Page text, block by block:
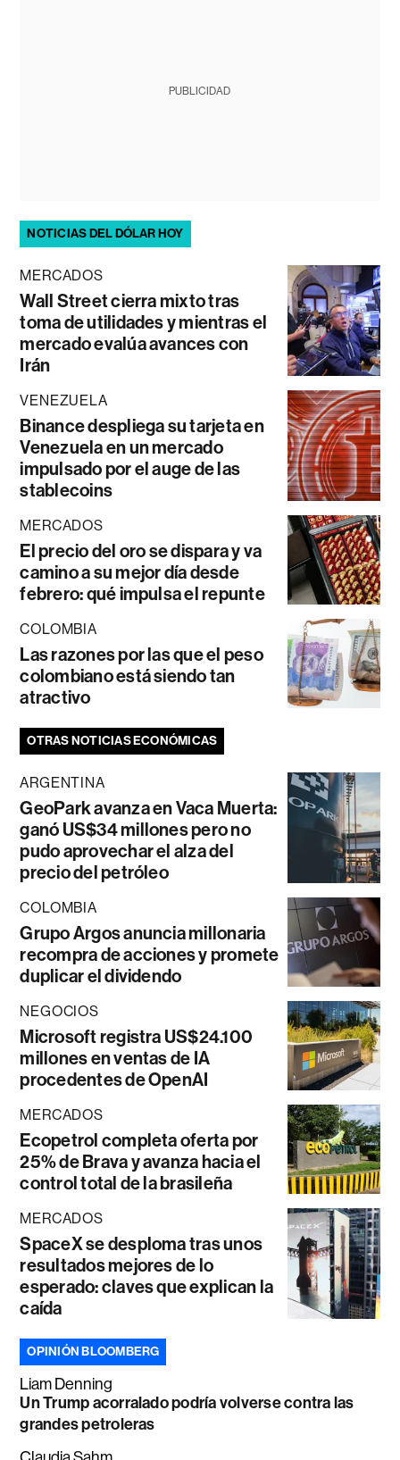
PUBLICIDAD
NOTICIAS DEL DÓLAR HOY
MERCADOS
Wall Street cierra mixto tras
toma de utilidades y mientras el
mercado evalúa avances con
Irán
VENEZUELA
Binance despliega su tarjeta en
Venezuela en un mercado
impulsado por el auge de las
stablecoins
MERCADOS
El precio del oro se dispara y va
camino a su mejor día desde
febrero: qué impulsa el repunte
COLOMBIA
Las razones por las que el peso
colombiano está siendo tan
atractivo
OTRAS NOTICIAS ECONÓMICAS
ARGENTINA
GeoPark avanza en Vaca Muerta:
ganó US$34 millones pero no
pudo aprovechar el alza del
precio del petróleo
COLOMBIA
Grupo Argos anuncia millonaria
recompra de acciones y promete
duplicar el dividendo
NEGOCIOS
Microsoft registra US$24.100
millones en ventas de IA
procedentes de OpenAI
MERCADOS
Ecopetrol completa oferta por
25% de Brava y avanza hacia el
control total de la brasileña
MERCADOS
SpaceX se desploma tras unos
resultados mejores de lo
esperado: claves que explican la
caída
OPINIÓN BLOOMBERG
Liam Denning
Un Trump acorralado podría volverse contra las
grandes petroleras